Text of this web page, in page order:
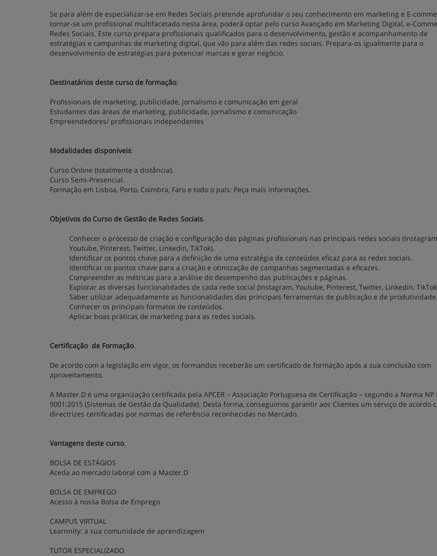
Se para além de especializar-se em Redes Sociais pretende aprofundar o seu conhecimento em marketing e E-
tornar-se um profissional multifacetado nesta área, poderá optar pelo curso Avançado em Marketing Digital, e-
Redes Sociais. Este curso prepara profissionais qualificados para o desenvolvimento, gestão e acompanhamento de
estratégias e campanhas de marketing digital, que vão para além das redes sociais. Prepara-os igualmente para o
desenvolvimento de estratégias para potenciar marcas e gerar negócio.
Destinatários deste curso de formação:
Profissionais de marketing, publicidade, jornalismo e comunicação em geral
Estudantes das áreas de marketing, publicidade, jornalismo e comunicação
Empreendedores/ profissionais independentes
Modalidades disponíveis:
Curso Online (totalmente a distância).
Curso Semi-Presencial.
Formação em Lisboa, Porto, Coimbra, Faro e todo o país: Peça mais informações.
Objetivos do Curso de Gestão de Redes Sociais.
Conhecer o processo de criação e configuração das páginas profissionais nas principais redes sociais
Youtube, Pinterest, Twitter, Linkedin, TikTok).
Identificar os pontos chave para a definição de uma estratégia de conteúdos eficaz para as redes sociais.
Identificar os pontos chave para a criação e otimização de campanhas segmentadas e eficazes.
Compreender as métricas para a análise do desempenho das publicações e páginas.
Explorar as diversas funcionalidades de cada rede social (Instagram, Youtube, Pinterest, Twitter, Linkedin,
Saber utilizar adequadamente as funcionalidades das principais ferramentas de publicação e de
Conhecer os principais formatos de conteúdos.
Aplicar boas práticas de marketing para as redes sociais.
Certificação de Formação.
De acordo com a legislação em vigor, os formandos receberão um certificado de formação após a sua conclusão com
aproveitamento.
A Master.D é uma organização certificada pela APCER – Associação Portuguesa de Certificação – segundo a Norma NP
9001:2015 (Sistemas de Gestão da Qualidade). Desta forma, conseguimos garantir aos Clientes um serviço de acordo
directrizes certificadas por normas de referência reconhecidas no Mercado.
Vantagens deste curso.
BOLSA DE ESTÁGIOS
Aceda ao mercado laboral com a Master.D
BOLSA DE EMPREGO
Acesso à nossa Bolsa de Emprego
CAMPUS VIRTUAL
Learnnity: a sua comunidade de aprendizagem
TUTOR ESPECIALIZADO